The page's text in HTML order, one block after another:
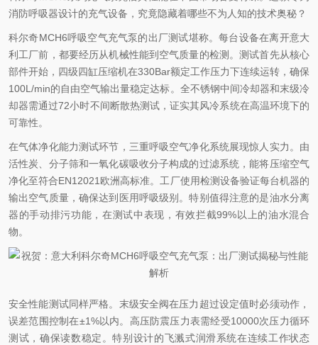
消防呼吸器设计的充气设备，究竟隐藏着哪些不为人知的技术奥秘？
科尔奇MCH6呼吸空气充气泵的出厂测试堪称。每台设备在离开意大
利工厂前，都要经历从机械性能到空气质量的检测。测试首先从核心
部件开始，四级四缸压缩机在330Bar额定工作压力下连续运转，确保
100L/min的自由空气输出量稳定达标。全不锈钢中间冷却器和末级冷
却器需通过72小时不间断散热测试，证实其风冷系统在高温环境下的
可靠性。
在气体净化能力测试环节，三重呼吸空气净化系统展现惊人实力。由
活性炭、分子筛和一氧化碳吸收分子构成的过滤系统，能将压缩空气
净化至符合EN12021欧洲高标准。工厂使用检测设备验证每台机器的
输出空气质量，确保达到医用呼吸级别。特别值得注意的是油水分离
器的手动排污功能，在测试中表现，有效拦截99%以上的油水混合
物。
安全性能测试同样严格。末级安全阀在压力超过设定值时必须动作，
误差范围控制在±1%以内。高压防震压力表需经受10000次压力循环
测试，确保读数稳定。特别设计的飞溅式润滑系统在连续工作状态